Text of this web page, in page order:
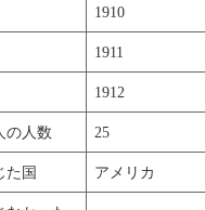
1910
1911
1912
の人数 25
た国 アメリカ